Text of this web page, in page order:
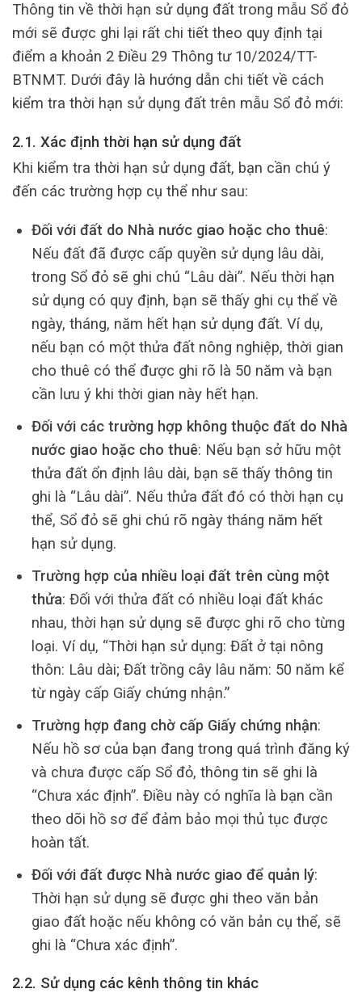
Thông tin về thời hạn sử dụng đất trong mẫu Sổ đỏ
mới sẽ được ghi lại rất chi tiết theo quy định tại
điểm a khoản 2 Điều 29 Thông tư 10/2024/TT-
BTNMT. Dưới đây là hướng dẫn chi tiết về cách
kiểm tra thời hạn sử dụng đất trên mẫu Sổ đỏ mới:
2.1. Xác định thời hạn sử dụng đất
Khi kiểm tra thời hạn sử dụng đất, bạn cần chú ý
đến các trường hợp cụ thể như sau:
Đối với đất do Nhà nước giao hoặc cho thuê:
Nếu đất đã được cấp quyền sử dụng lâu dài,
trong Sổ đỏ sẽ ghi chú “Lâu dài”. Nếu thời hạn
sử dụng có quy định, bạn sẽ thấy ghi cụ thể về
ngày, tháng, năm hết hạn sử dụng đất. Ví dụ,
nếu bạn có một thửa đất nông nghiệp, thời gian
cho thuê có thể được ghi rõ là 50 năm và bạn
cần lưu ý khi thời gian này hết hạn.
Đối với các trường hợp không thuộc đất do Nhà
nước giao hoặc cho thuê: Nếu bạn sở hữu một
thửa đất ổn định lâu dài, bạn sẽ thấy thông tin
ghi là “Lâu dài”. Nếu thửa đất đó có thời hạn cụ
thể, Sổ đỏ sẽ ghi chú rõ ngày tháng năm hết
hạn sử dụng.
Trường hợp của nhiều loại đất trên cùng một
thửa: Đối với thửa đất có nhiều loại đất khác
nhau, thời hạn sử dụng sẽ được ghi rõ cho từng
loại. Ví dụ, “Thời hạn sử dụng: Đất ở tại nông
thôn: Lâu dài; Đất trồng cây lâu năm: 50 năm kể
từ ngày cấp Giấy chứng nhận.”
Trường hợp đang chờ cấp Giấy chứng nhận:
Nếu hồ sơ của bạn đang trong quá trình đăng ký
và chưa được cấp Sổ đỏ, thông tin sẽ ghi là
“Chưa xác định”. Điều này có nghĩa là bạn cần
theo dõi hồ sơ để đảm bảo mọi thủ tục được
hoàn tất.
Đối với đất được Nhà nước giao để quản lý:
Thời hạn sử dụng sẽ được ghi theo văn bản
giao đất hoặc nếu không có văn bản cụ thể, sẽ
ghi là “Chưa xác định”.
2.2. Sử dụng các kênh thông tin khác